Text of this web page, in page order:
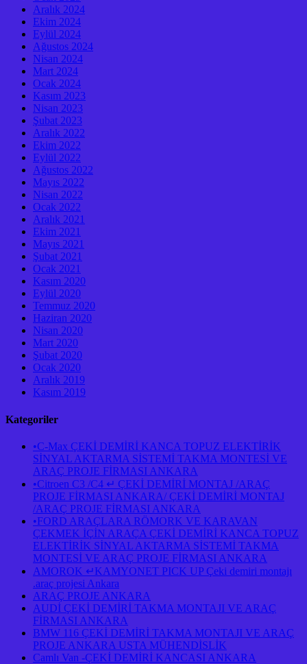
Aralık 2024
Ekim 2024
Eylül 2024
Ağustos 2024
Nisan 2024
Mart 2024
Ocak 2024
Kasım 2023
Nisan 2023
Şubat 2023
Aralık 2022
Ekim 2022
Eylül 2022
Ağustos 2022
Mayıs 2022
Nisan 2022
Ocak 2022
Aralık 2021
Ekim 2021
Mayıs 2021
Şubat 2021
Ocak 2021
Kasım 2020
Eylül 2020
Temmuz 2020
Haziran 2020
Nisan 2020
Mart 2020
Şubat 2020
Ocak 2020
Aralık 2019
Kasım 2019
Kategoriler
•C-Max ÇEKİ DEMİRİ KANCA TOPUZ ELEKTİRİK
SİNYAL AKTARMA SİSTEMİ TAKMA MONTESİ VE
ARAÇ PROJE FİRMASI ANKARA
•Citroen C3 /C4 ↵ ÇEKİ DEMİRİ MONTAJ /ARAÇ
PROJE FİRMASI ANKARA/ ÇEKİ DEMİRİ MONTAJ
/ARAÇ PROJE FİRMASI ANKARA
•FORD ARAÇLARA RÖMORK VE KARAVAN
ÇEKMEK İÇİN ARAÇA ÇEKİ DEMİRİ KANCA TOPUZ
ELEKTİRİK SİNYAL AKTARMA SİSTEMİ TAKMA
MONTESİ VE ARAÇ PROJE FİRMASI ANKARA
AMOROK ↵KAMYONET PICK UP Çeki demiri montajı
.araç projesi Ankara
ARAÇ PROJE ANKARA
AUDİ ÇEKİ DEMİRİ TAKMA MONTAJI VE ARAÇ
FİRMASI ANKARA
BMW 116 ÇEKİ DEMİRİ TAKMA MONTAJI VE ARAÇ
PROJE ANKARA USTA MÜHENDİSLİK
Camlı Van -ÇEKİ DEMİRİ KANCASI ANKARA